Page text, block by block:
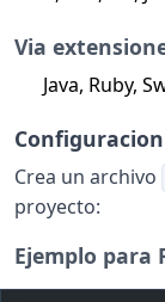
Via
Java, Ruby,
Crea un archivo
proyecto:
Ejemplo para